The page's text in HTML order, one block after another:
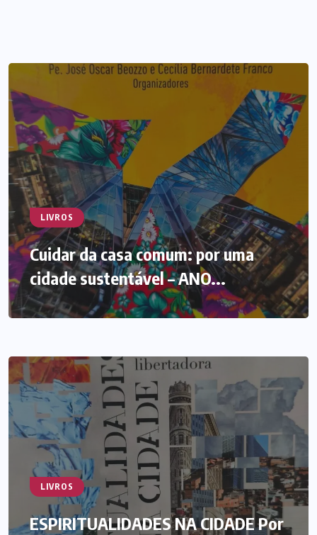
LIVROS
Cuidar da casa comum: por uma
cidade sustentável – ANO...
LIVROS
ESPIRITUALIDADES NA CIDADE Por